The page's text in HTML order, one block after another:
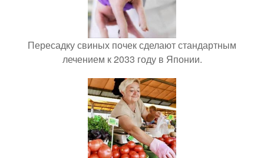
Пересадку свиных почек сделают стандартным
лечением к 2033 году в Японии.